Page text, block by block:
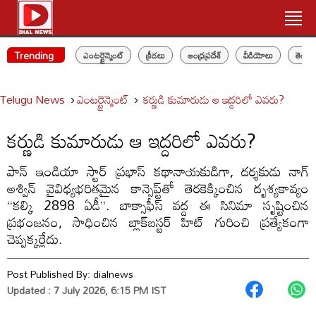
Trending ఎంటర్టైన్మెంట్ క్రీడలు ఆంధ్రప్రదేశ్ వీడియోలు
Telugu News ఎంటర్టైన్మెంట్ కర్ణుడి కుమారుడు ఆ ఇద్దరిలో ఎవరు?
కర్ణుడి కుమారుడు ఆ ఇద్దరిలో ఎవరు?
పాన్ ఇండియా స్టార్ ప్రభాస్ కథానాయకుడిగా, దర్శకుడు నాగ్
అశ్విన్ వైవిధ్యభరితమైన కాన్సెప్ట్‌తో తెరకెక్కించిన దృశ్యకావ్యం
“కల్కి 2898 ఏడీ”. బాక్సాఫీస్ వద్ద ఈ సినిమా సృష్టించిన
ప్రభంజనం, సాధించిన బ్లాక్‌బస్టర్ హిట్ గురించి ప్రత్యేకంగా
చెప్పక్కర్లేదు.
Post Published By:dialnews
Updated : 7 July 2026, 6:15 PM IST